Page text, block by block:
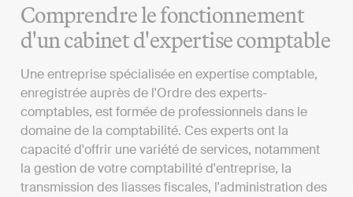
Comprendre le fonctionnement
d'un cabinet d'expertise comptable
Une entreprise spécialisée en expertise comptable,
enregistrée auprès de l'Ordre des experts-
comptables, est formée de professionnels dans le
domaine de la comptabilité. Ces experts ont la
capacité d'offrir une variété de services, notamment
la gestion de votre comptabilité d'entreprise, la
transmission des liasses fiscales, l'administration des